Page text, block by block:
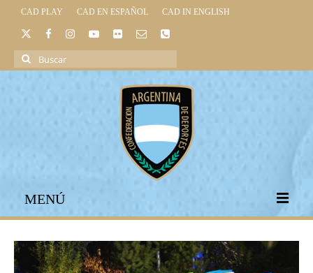
CAD PLAY CAD EN ESPAÑOL CAD IN ENGLISH
Buscar
por:
MENÚ
INICIO
INSTITUCIONAL